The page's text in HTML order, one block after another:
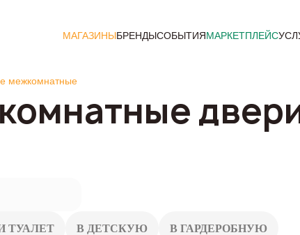
МАГАЗИНЫБРЕНДЫСОБЫТИЯМАРКЕТПЛЕЙС
межкомнатные
ТУАЛЕТ В ДЕТСКУЮ В ГАРДЕРОБНУЮ